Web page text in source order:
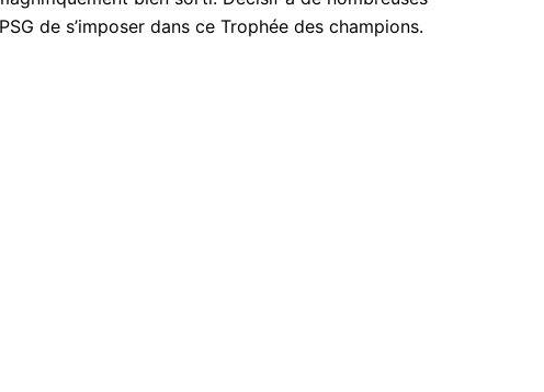
de s’imposer dans ce Trophée des champions.